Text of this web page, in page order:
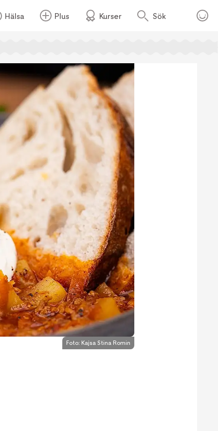
Hälsa Plus Kurser Sök
Foto: Kajsa Stina Romin